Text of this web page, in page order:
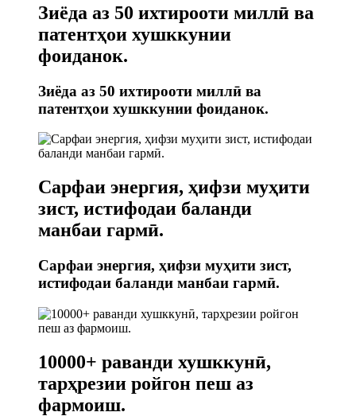
Зиёда аз 50 ихтирооти миллӣ ва
патентҳои хушккунии
фоиданок.
Зиёда аз 50 ихтирооти миллӣ ва
патентҳои хушккунии фоиданок.
Сарфаи энергия, ҳифзи муҳити
зист, истифодаи баланди
манбаи гармӣ.
Сарфаи энергия, ҳифзи муҳити зист,
истифодаи баланди манбаи гармӣ.
10000+ раванди хушккунӣ,
тарҳрезии ройгон пеш аз
фармоиш.